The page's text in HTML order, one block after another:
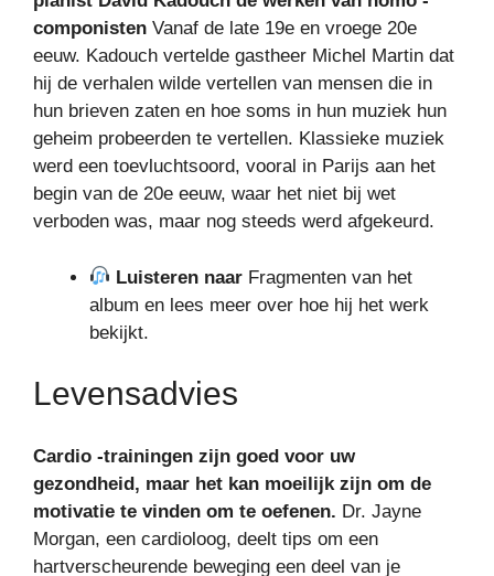
componisten Vanaf de late 19e en vroege 20e
eeuw. Kadouch vertelde gastheer Michel Martin dat
hij de verhalen wilde vertellen van mensen die in
hun brieven zaten en hoe soms in hun muziek hun
geheim probeerden te vertellen. Klassieke muziek
werd een toevluchtsoord, vooral in Parijs aan het
begin van de 20e eeuw, waar het niet bij wet
verboden was, maar nog steeds werd afgekeurd.
Luisteren naar Fragmenten van het
album en lees meer over hoe hij het werk
bekijkt.
Levensadvies
Cardio -trainingen zijn goed voor uw
gezondheid, maar het kan moeilijk zijn om de
motivatie te vinden om te oefenen. Dr. Jayne
Morgan, een cardioloog, deelt tips om een ​​
hartverscheurende beweging een deel van je